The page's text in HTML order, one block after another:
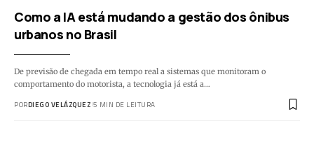
Como a IA está mudando a gestão dos ônibus
urbanos no Brasil
De previsão de chegada em tempo real a sistemas que monitoram o
comportamento do motorista, a tecnologia já está a…
PORDIEGO VELÁZQUEZ 5 MIN DE LEITURA